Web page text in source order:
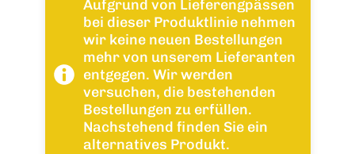
Aufgrund von Lieferengpässen
bei dieser Produktlinie nehmen
wir keine neuen Bestellungen
mehr von unserem Lieferanten
entgegen. Wir werden
versuchen, die bestehenden
Bestellungen zu erfüllen.
Nachstehend finden Sie ein
alternatives Produkt.